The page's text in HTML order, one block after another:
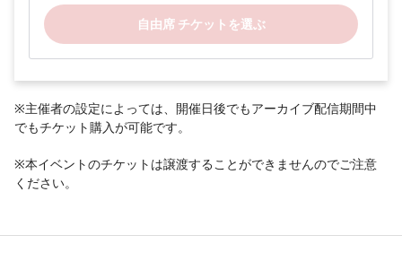
自由席 チケットを選ぶ
※主催者の設定によっては、開催日後でもアーカイブ配信期間中
でもチケット購入が可能です。
※本イベントのチケットは譲渡することができませんのでご注意
ください。